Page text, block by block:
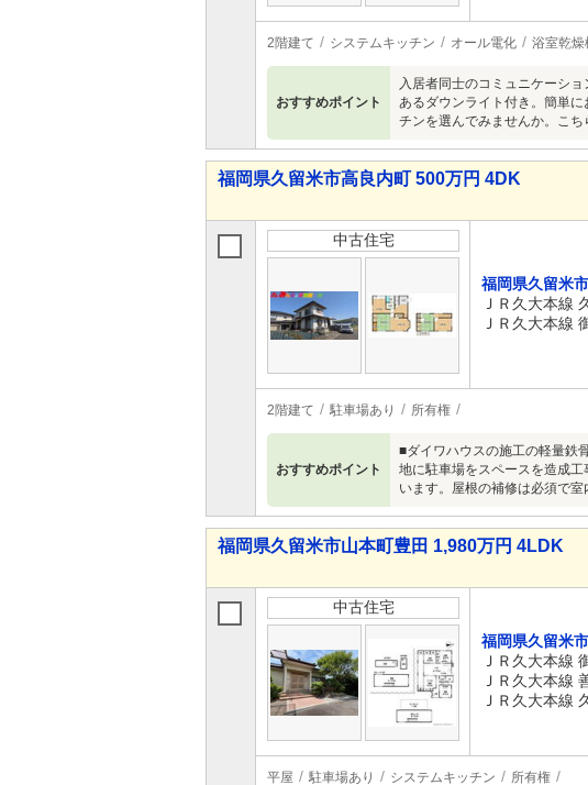
2階建て システムキッチン オール電化 浴室乾燥
おすすめポイント
入居者同士のコミュニケーシ
あるダウンライト付き。簡単
チンを選んでみませんか。こ
福岡県久留米市高良内町 500万円 4DK
中古住宅
福岡県久留米
ＪＲ久大本線
ＪＲ久大本線
2階建て 駐車場あり 所有権
おすすめポイント
■ダイワハウスの施工の軽量鉄
地に駐車場をスペースを造成
います。屋根の補修は必須で
福岡県久留米市山本町豊田 1,980万円 4LDK
中古住宅
福岡県久留米
ＪＲ久大本線
ＪＲ久大本線
ＪＲ久大本線
平屋 駐車場あり システムキッチン 所有権